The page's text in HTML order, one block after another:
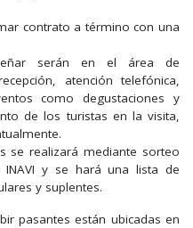
contrato a término con una
serán en el área de
atención telefónica,
como degustaciones y
de los turistas en la visita,
se realizará mediante sorteo
INAVI y se hará una lista de
y suplentes.
pasantes están ubicadas en